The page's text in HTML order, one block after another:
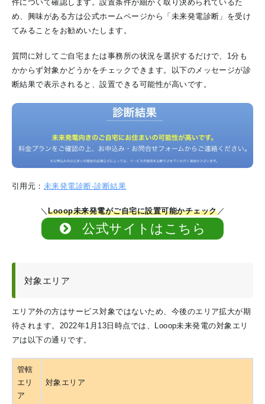
件について確認します。設置条件が細かく取り決められているた
め、興味がある方は公式ホームページから「未来発電診断」を受け
てみることをお勧めいたします。
質問に対してご自宅または事務所の状況を選択するだけで、1分も
かからず対象かどうかをチェックできます。以下のメッセージが診
断結果で表示されると、設置できる可能性が高いです。
引用元： 未来発電診断-診断結果
＼Looop未来発電がご自宅に設置可能かチェック／
公式サイトはこちら
対象エリア
エリア外の方はサービス対象ではないため、今後のエリア拡大が期
待されます。2022年1月13日時点では、Looop未来発電の対象エリ
アは以下の通りです。
管轄
エリ
ア
対象エリア